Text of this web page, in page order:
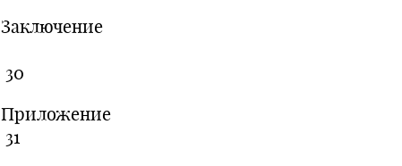
Заключение
30
31